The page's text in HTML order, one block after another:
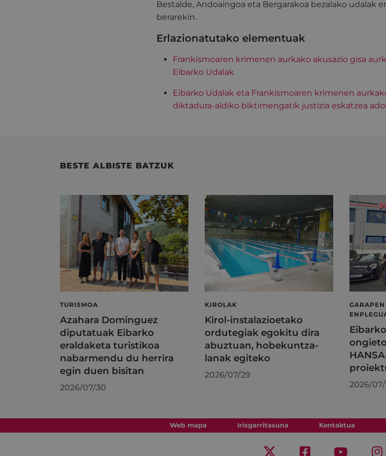
Bestalde, Andoaingoa eta Bergarakoa bezalako udalak
berarekin.
Erlazionatutako elementuak
Frankismoaren krimenen aurkako akusazio gisa
Eibarko Udalak
Eibarko Udalak eta Frankismoaren krimenen
diktadura-aldiko biktimengatik justizia eskatzea
BESTE ALBISTE BATZUK
TURISMOA
Azahara Dominguez
diputatuak Eibarko
eraldaketa turistikoa
nabarmendu du herrira
egin duen bisitan
2026/07/30
KIROLAK
Kirol-instalazioetako
ordutegiak egokitu dira
abuztuan, hobekuntza-
lanak egiteko
2026/07/29
2026/
Web mapa Irisgarritasuna Kontaktua